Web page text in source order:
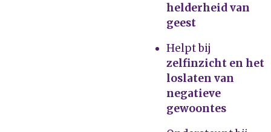
helderheid van
geest
Helpt bij
zelfinzicht en het
loslaten van
negatieve
gewoontes